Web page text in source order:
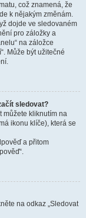
což znamená, že
k nějakým změnám.
dojde ve sledovaném
pro záložky a
na záložce
Může být užitečné
sledovat?
můžete kliknutím na
ikonu klíče), která se
a přitom
na odkaz „Sledovat